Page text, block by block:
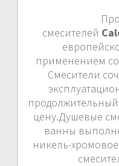
смесителей
применением
Смесители
цену.Душевые
ванны
никель-